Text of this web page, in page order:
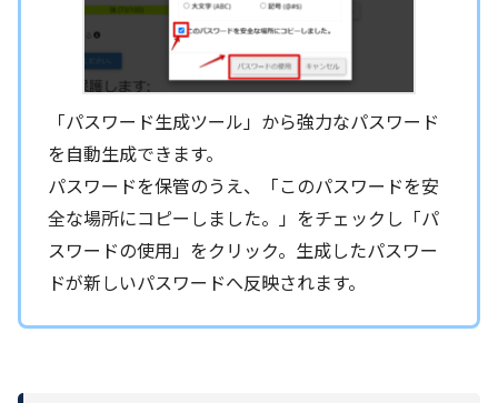
「パスワード生成ツール」から強力なパスワード
を自動生成できます。
パスワードを保管のうえ、「このパスワードを安
全な場所にコピーしました。」をチェックし「パ
スワードの使用」をクリック。生成したパスワー
ドが新しいパスワードへ反映されます。